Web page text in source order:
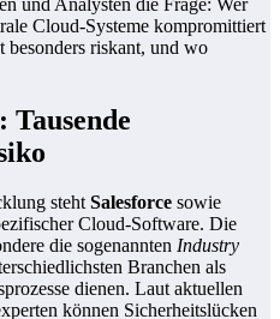
Cloud-Systeme kompromittiert
besonders riskant, und wo
Tausende
stehtSalesforce sowie
Cloud-Software. Die
die sogenannten Industry
Branchen als
dienen. Laut aktuellen
können Sicherheitslücken